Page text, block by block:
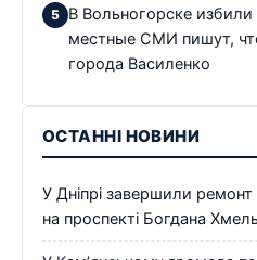
В Вольногорске
местные СМИ пишут,
города Василенко
ОСТАННІ НОВИНИ
У Дніпрі завершили
на проспекті Богдана